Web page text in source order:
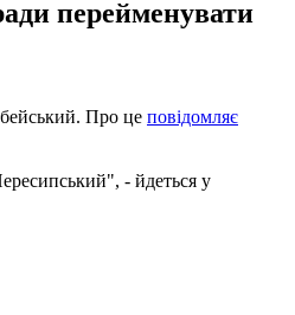
перейменувати
Про це повідомляє
- йдеться у